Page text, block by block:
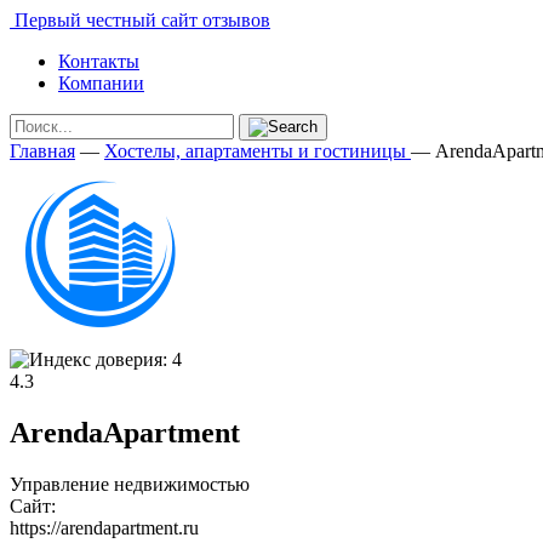
Первый честный сайт отзывов
Контакты
Компании
Главная — Хостелы, апартаменты и гостиницы —
4.3
ArendaApartment
Управление недвижимостью
Сайт:
https://arendapartment.ru